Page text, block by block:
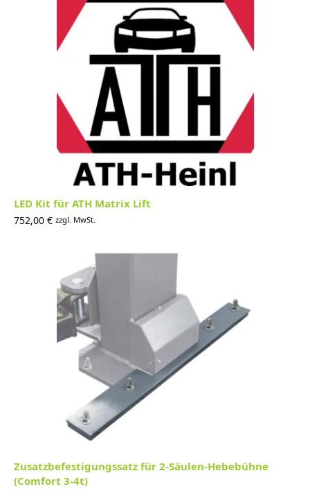
LED Kit für ATH Matrix Lift
752,00 € zzgl. MwSt.
Zusatzbefestigungssatz für 2-Säulen-Hebebühne
(Comfort 3-4t)